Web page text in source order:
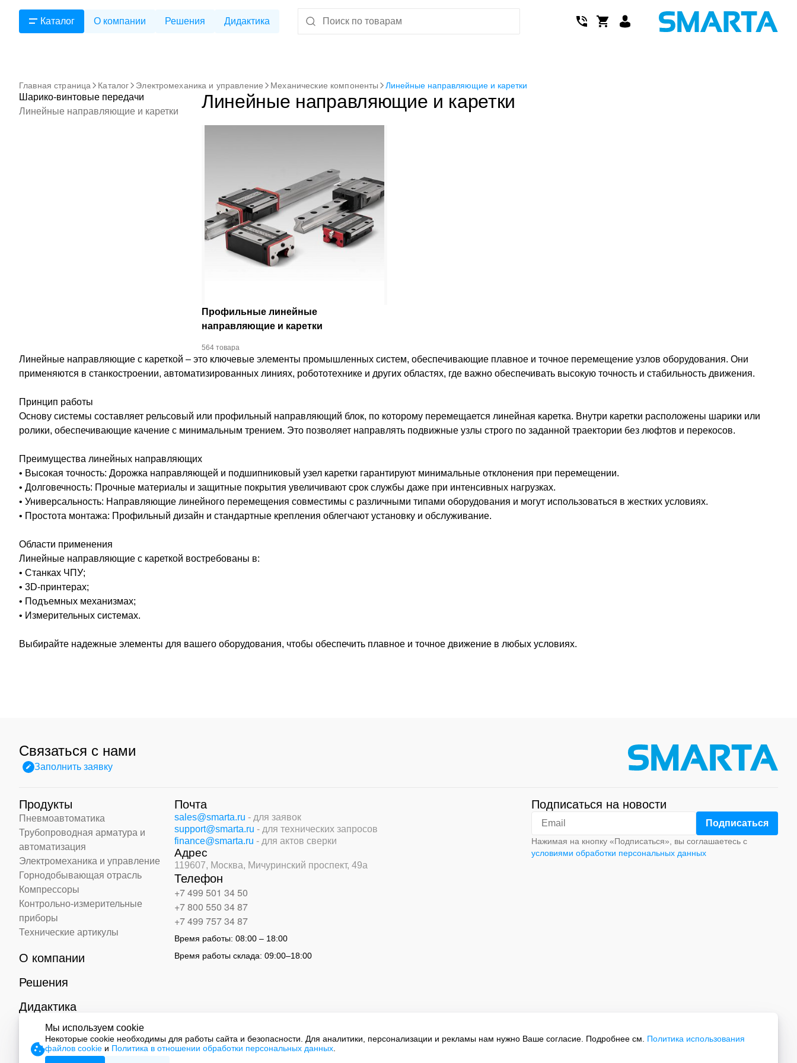
Каталог О компании Решения Дидактика
Главная страница Каталог Электромеханика и управление Механические компоненты Линейные направляющие и каретки
Шарико-винтовые передачи
Линейные направляющие и каретки
Линейные направляющие и каретки
Профильные линейные
направляющие и каретки
564 товара
Линейные направляющие с кареткой – это ключевые элементы промышленных систем, обеспечивающие плавное и точное перемещение узлов оборудования. Они
применяются в станкостроении, автоматизированных линиях, робототехнике и других областях, где важно обеспечивать высокую точность и стабильность движения.
Принцип работы
Основу системы составляет рельсовый или профильный направляющий блок, по которому перемещается линейная каретка. Внутри каретки расположены шарики или
ролики, обеспечивающие качение с минимальным трением. Это позволяет направлять подвижные узлы строго по заданной траектории без люфтов и перекосов.
Преимущества линейных направляющих
• Высокая точность: Дорожка направляющей и подшипниковый узел каретки гарантируют минимальные отклонения при перемещении.
• Долговечность: Прочные материалы и защитные покрытия увеличивают срок службы даже при интенсивных нагрузках.
• Универсальность: Направляющие линейного перемещения совместимы с различными типами оборудования и могут использоваться в жестких условиях.
• Простота монтажа: Профильный дизайн и стандартные крепления облегчают установку и обслуживание.
Области применения
Линейные направляющие с кареткой востребованы в:
• Станках ЧПУ;
• 3D-принтерах;
• Подъемных механизмах;
• Измерительных системах.
Выбирайте надежные элементы для вашего оборудования, чтобы обеспечить плавное и точное движение в любых условиях.
Связаться с нами
Заполнить заявку
Продукты
Пневмоавтоматика
Трубопроводная арматура и
автоматизация
Электромеханика и управление
Горнодобывающая отрасль
Компрессоры
Контрольно-измерительные
приборы
Технические артикулы
О компании
Решения
Дидактика
Контакты
Почта
sales@smarta.ru - для заявок
support@smarta.ru - для технических запросов
finance@smarta.ru - для актов сверки
Адрес
119607, Москва, Мичуринский проспект, 49а
Телефон
+7 499 501 34 50
+7 800 550 34 87
+7 499 757 34 87
Время работы:08:00 – 18:00
Время работы склада:09:00–18:00
Подписаться на новости
Нажимая на кнопку «Подписаться», вы соглашаетесь с
условиями обработки персональных данных
Мы используем cookie
Некоторые cookie необходимы для работы сайта и безопасности. Для аналитики, персонализации и рекламы нам нужно Ваше согласие. Подробнее см. Политика использования
файлов cookie и Политика в отношении обработки персональных данных